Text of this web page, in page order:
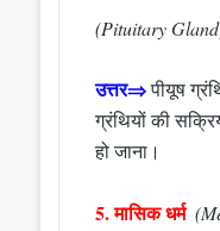
(Pituitary
उत्तर⇒पीयूष
ग्रंथियों की
हो जाना।
5. मासिक धर्म